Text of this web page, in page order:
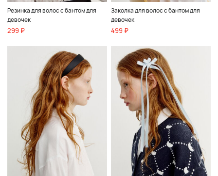
Резинка для волос с бантом для
девочек
299 ₽
Заколка для волос с бантом для
девочек
499 ₽